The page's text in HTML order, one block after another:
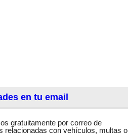
en tu email
gratuitamente por correo de
relacionadas con vehículos, multas o